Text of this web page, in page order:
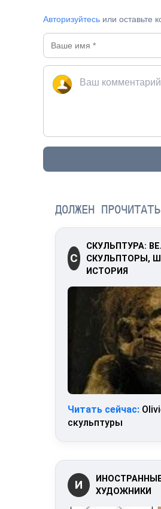
Авторизуйтесь или оставьте
ДОЛЖЕН
С
СКУЛЬПТУРА:
СКУЛЬПТОРЫ,
ИСТОРИЯ
Читать сейчас:
скульптуры
И
ХУДОЖНИКИ